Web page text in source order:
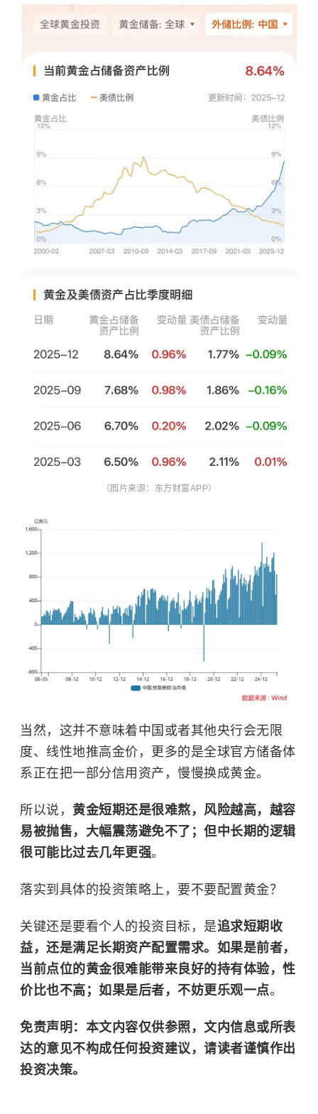
（图片来源：东方财富APP）
当然，这并不意味着中国或者其他央行会无限
度、线性地推高金价，更多的是全球官方储备体
系正在把一部分信用资产，慢慢换成黄金。
所以说， 黄金短期还是很难熬，风险越高，越容
易被抛售，大幅震荡避免不了；但中长期的逻辑
很可能比过去几年更强。
落实到具体的投资策略上，要不要配置黄金？
关键还是要看个人的投资目标，是追求短期收
益，还是满足长期资产配置需求。如果是前者，
当前点位的黄金很难能带来良好的持有体验，性
价比也不高；如果是后者，不妨更乐观一点。
免责声明：本文内容仅供参照，文内信息或所表
达的意见不构成任何投资建议，请读者谨慎作出
投资决策。